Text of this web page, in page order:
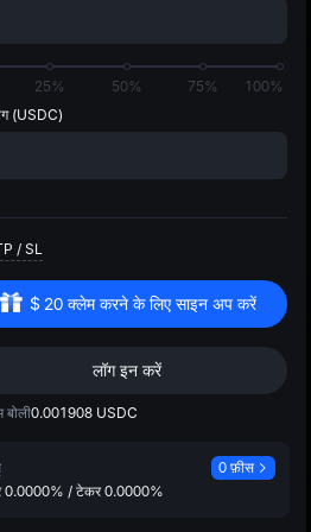
25% 50% 75%
100%
(USDC)
/ SL
$ 20 क्लेम करने के लिए साइन अप करें
लॉग इन करें
बोली0.001908 USDC
0 फ़ीस
0.0000% / टेकर 0.0000%